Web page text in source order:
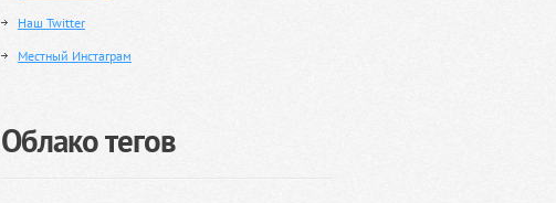
Наш Twitter
Местный Инстаграм
Облако тегов